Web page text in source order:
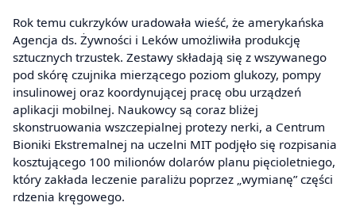
Rok temu cukrzyków uradowała wieść, że amerykańska
Agencja ds. Żywności i Leków umożliwiła produkcję
sztucznych trzustek. Zestawy składają się z wszywanego
pod skórę czujnika mierzącego poziom glukozy, pompy
insulinowej oraz koordynującej pracę obu urządzeń
aplikacji mobilnej. Naukowcy są coraz bliżej
skonstruowania wszczepialnej protezy nerki, a Centrum
Bioniki Ekstremalnej na uczelni MIT podjęło się rozpisania
kosztującego 100 milionów dolarów planu pięcioletniego,
który zakłada leczenie paraliżu poprzez „wymianę” części
rdzenia kręgowego.